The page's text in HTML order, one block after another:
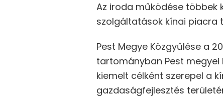
Az iroda működése többek
szolgáltatások kínai piacra
Pest Megye Közgyűlése a
tartományban Pest megyei
kiemelt célként szerepel a
gazdaságfejlesztés